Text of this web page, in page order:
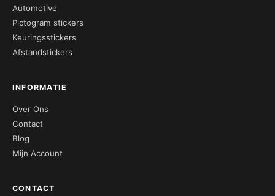
Automotive
Pictogram stickers
Keuringsstickers
Afstandstickers
INFORMATIE
Over Ons
Contact
Blog
Mijn Account
CONTACT